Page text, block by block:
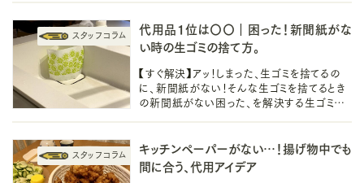
代用品1位は〇〇｜困った！新聞紙がな
い時の生ゴミの捨て方。
【すぐ解決】アッ！しまった、生ゴミを捨てるの
に、新聞紙がない！そんな生ゴミを捨てるとき
の新聞紙がない困った、を解決する生ゴミの
キッチンペーパーがない…！揚げ物中でも
間に合う、代用アイデア